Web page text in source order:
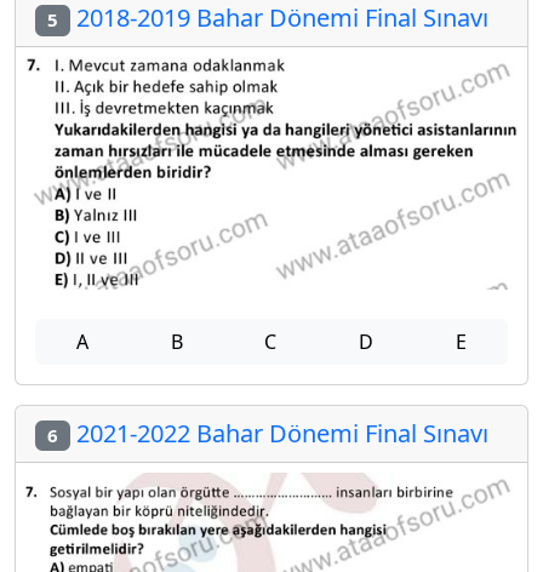
5 2018-2019 Bahar Dönemi Final Sınavı
A B C D E
6 2021-2022 Bahar Dönemi Final Sınavı